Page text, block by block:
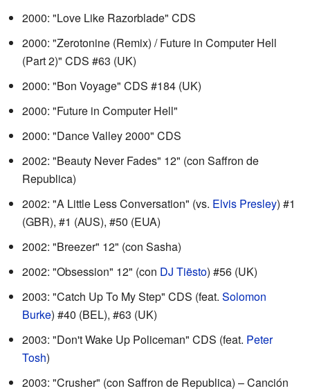
2000: "Love Like Razorblade" CDS
2000: "Zerotonine (Remix) / Future in Computer Hell
(Part 2)" CDS #63 (UK)
2000: "Bon Voyage" CDS #184 (UK)
2000: "Future in Computer Hell"
2000: "Dance Valley 2000" CDS
2002: "Beauty Never Fades" 12" (con Saffron de
Republica)
2002: "A Little Less Conversation" (vs. Elvis Presley) #1
(GBR), #1 (AUS), #50 (EUA)
2002: "Breezer" 12" (con Sasha)
2002: "Obsession" 12" (con DJ Tiësto) #56 (UK)
2003: "Catch Up To My Step" CDS (feat. Solomon
Burke) #40 (BEL), #63 (UK)
2003: "Don't Wake Up Policeman" CDS (feat. Peter
Tosh)
2003: "Crusher" (con Saffron de Republica) – Canción